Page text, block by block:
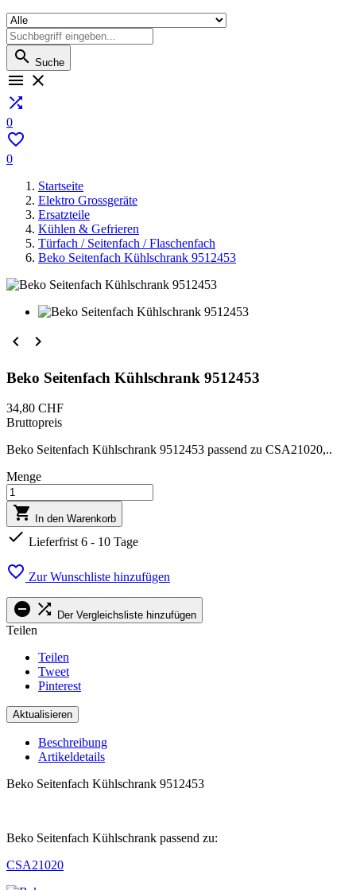
 Suche
 

0

0
Startseite
Elektro Grossgeräte
Ersatzteile
Kühlen & Gefrieren
Türfach / Seitenfach / Flaschenfach
Beko Seitenfach Kühlschrank 9512453
 
Beko Seitenfach Kühlschrank 9512453
34,80 CHF
Bruttopreis
Beko Seitenfach Kühlschrank 9512453 passend zu CSA21020,..
Menge
 In den Warenkorb
 Lieferfrist 6 - 10 Tage
 Zur Wunschliste hinzufügen
  Der Vergleichsliste hinzufügen
Teilen
Teilen
Tweet
Pinterest
Beschreibung
Artikeldetails
Beko Seitenfach Kühlschrank 9512453
Beko Seitenfach Kühlschrank passend zu:
CSA21020